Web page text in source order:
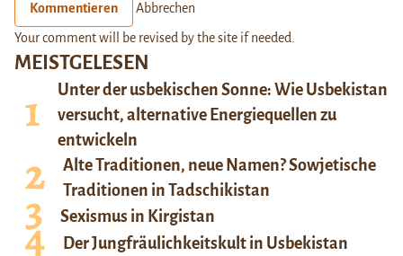
MEISTGELESEN
Unter der usbekischen Sonne: Wie Usbekistan
versucht, alternative Energiequellen zu
entwickeln
Alte Traditionen, neue Namen? Sowjetische
Traditionen in Tadschikistan
Sexismus in Kirgistan
Der Jungfräulichkeitskult in Usbekistan
Kommentieren Abbrechen
Your comment will be revised by the site if needed.